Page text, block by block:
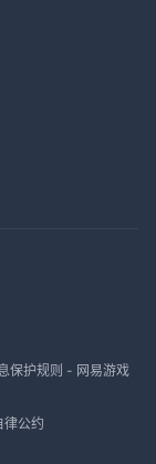
保护规则 - 网易游戏
律公约